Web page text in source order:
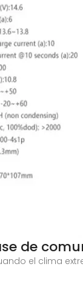
de
el clima